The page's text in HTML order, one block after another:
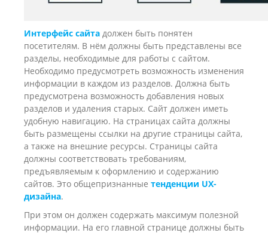
Интерфейс сайта должен быть понятен
посетителям. В нём должны быть представлены все
разделы, необходимые для работы с сайтом.
Необходимо предусмотреть возможность изменения
информации в каждом из разделов. Должна быть
предусмотрена возможность добавления новых
разделов и удаления старых. Сайт должен иметь
удобную навигацию. На страницах сайта должны
быть размещены ссылки на другие страницы сайта,
а также на внешние ресурсы. Страницы сайта
должны соответствовать требованиям,
предъявляемым к оформлению и содержанию
сайтов. Это общепризнанные тенденции UX-
дизайна.
При этом он должен содержать максимум полезной
информации. На его главной странице должны быть